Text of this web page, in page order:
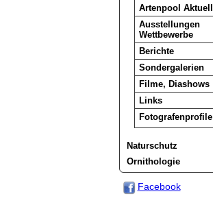
Artenpool Aktuell
Ausstellungen
Wettbewerbe
Berichte
Sondergalerien
Filme, Diashows
Links
Fotografenprofile
Naturschutz
Ornithologie
Facebook